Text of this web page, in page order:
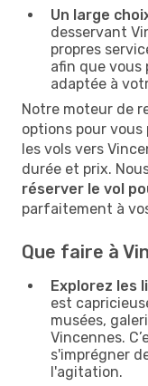
Un large
desservant
propres
afin que vous
adaptée à
Notre moteur de
options pour
les vols vers
durée et prix.
réserver le vol
parfaitement à
Que faire à
Explorez les
est
musées,
Vincennes.
s'imprégner
l'agitation.